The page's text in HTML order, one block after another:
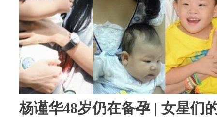
杨谨华48岁仍在备孕 | 女星们